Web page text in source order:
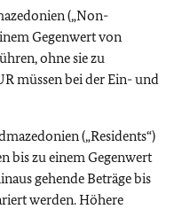
(„Non-
Gegenwert von
ohne sie zu
müssen bei der Ein- und
(„Residents“)
bis zu einem Gegenwert
gehende Beträge bis
werden. Höhere